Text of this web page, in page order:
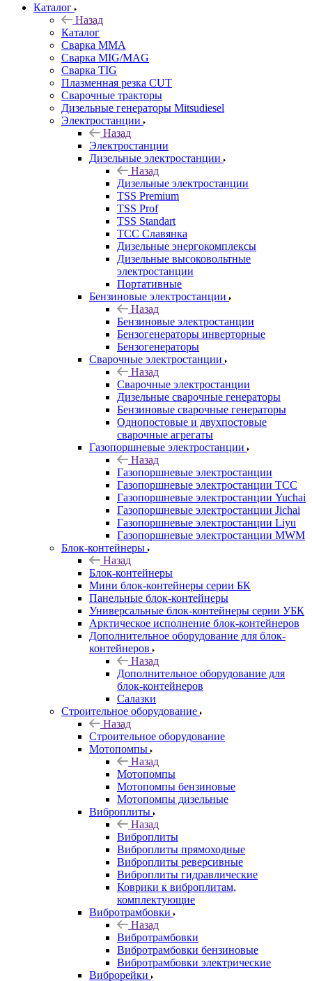
Каталог
Назад
Каталог
Сварка MMA
Сварка MIG/MAG
Сварка TIG
Плазменная резка CUT
Сварочные тракторы
Дизельные генераторы Mitsudiesel
Электростанции
Назад
Электростанции
Дизельные электростанции
Назад
Дизельные электростанции
TSS Premium
TSS Prof
TSS Standart
ТСС Славянка
Дизельные энергокомплексы
Дизельные высоковольтные
электростанции
Портативные
Бензиновые электростанции
Назад
Бензиновые электростанции
Бензогенераторы инверторные
Бензогенераторы
Сварочные электростанции
Назад
Сварочные электростанции
Дизельные сварочные генераторы
Бензиновые сварочные генераторы
Однопостовые и двухпостовые
сварочные агрегаты
Газопоршневые электростанции
Назад
Газопоршневые электростанции
Газопоршневые электростанции ТСС
Газопоршневые электростанции Yuchai
Газопоршневые электростанции Jichai
Газопоршневые электростанции Liyu
Газопоршневые электростанции MWM
Блок-контейнеры
Назад
Блок-контейнеры
Мини блок-контейнеры серии БК
Панельные блок-контейнеры
Универсальные блок-контейнеры серии УБК
Арктическое исполнение блок-контейнеров
Дополнительное оборудование для блок-
контейнеров
Назад
Дополнительное оборудование для
блок-контейнеров
Салазки
Строительное оборудование
Назад
Строительное оборудование
Мотопомпы
Назад
Мотопомпы
Мотопомпы бензиновые
Мотопомпы дизельные
Виброплиты
Назад
Виброплиты
Виброплиты прямоходные
Виброплиты реверсивные
Виброплиты гидравлические
Коврики к виброплитам,
комплектующие
Вибротрамбовки
Назад
Вибротрамбовки
Вибротрамбовки бензиновые
Вибротрамбовки электрические
Виброрейки